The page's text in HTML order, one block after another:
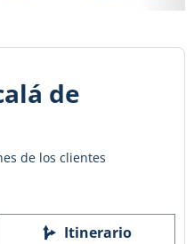
de
de los clientes
Itinerario